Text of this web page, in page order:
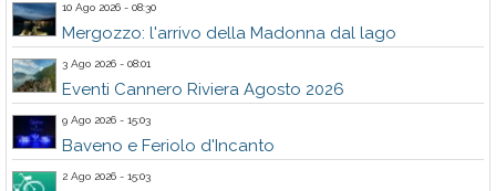
10 Ago 2026 - 08:30
Mergozzo: l'arrivo della Madonna dal lago
3 Ago 2026 - 08:01
Eventi Cannero Riviera Agosto 2026
9 Ago 2026 - 15:03
Baveno e Feriolo d'Incanto
2 Ago 2026 - 15:03